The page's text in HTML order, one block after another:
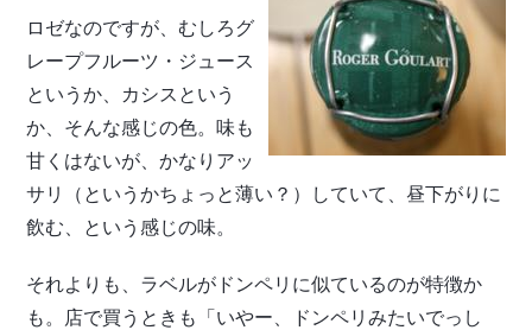
ロゼなのですが、むしろグ
レープフルーツ・ジュース
というか、カシスという
か、そんな感じの色。味も
甘くはないが、かなりアッ
サリ（というかちょっと薄い？）していて、昼下がりに
飲む、という感じの味。
それよりも、ラベルがドンペリに似ているのが特徴か
も。店で買うときも「いやー、ドンペリみたいでっし